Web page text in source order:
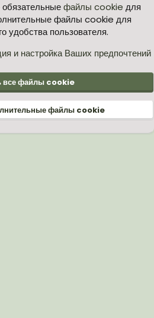
файлы cookie для
файлы cookie для
удобства пользователя.
и настройка Ваших предпочтений
все файлы cookie
файлы cookie